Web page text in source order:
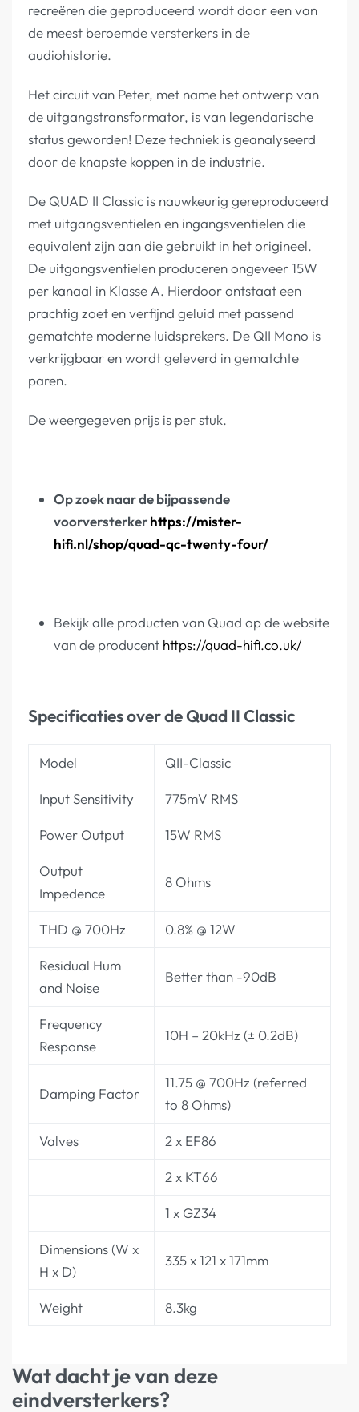
recreëren die geproduceerd wordt door een van
de meest beroemde versterkers in de
audiohistorie.
Het circuit van Peter, met name het ontwerp van
de uitgangstransformator, is van legendarische
status geworden! Deze techniek is geanalyseerd
door de knapste koppen in de industrie.
De QUAD II Classic is nauwkeurig gereproduceerd
met uitgangsventielen en ingangsventielen die
equivalent zijn aan die gebruikt in het origineel.
De uitgangsventielen produceren ongeveer 15W
per kanaal in Klasse A. Hierdoor ontstaat een
prachtig zoet en verfijnd geluid met passend
gematchte moderne luidsprekers. De QII Mono is
verkrijgbaar en wordt geleverd in gematchte
paren.
De weergegeven prijs is per stuk.
Op zoek naar de bijpassende
voorversterkerhttps://mister-
hifi.nl/shop/quad-qc-twenty-four/
Bekijk alle producten van Quad op de website
van de producent https://quad-hifi.co.uk/
Specificaties over de Quad II Classic
Model QII-Classic
Input Sensitivity 775mV RMS
Power Output 15W RMS
Output
Impedence
8 Ohms
THD @ 700Hz 0.8% @ 12W
Residual Hum
and Noise
Better than -90dB
Frequency
Response
10H – 20kHz (± 0.2dB)
Damping Factor
11.75 @ 700Hz (referred
to 8 Ohms)
Valves 2 x EF86
2 x KT66
1 x GZ34
Dimensions (W x
H x D)
335 x 121 x 171mm
Weight 8.3kg
Wat dacht je van deze
eindversterkers?